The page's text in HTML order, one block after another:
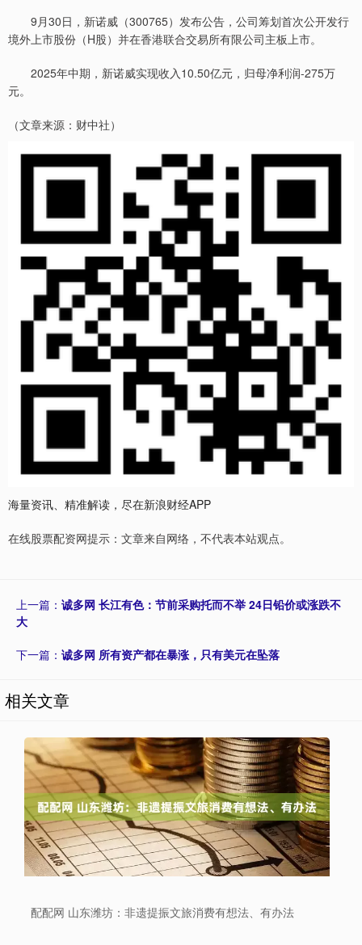
9月30日，新诺威（300765）发布公告，公司筹划首次公开发行
境外上市股份（H股）并在香港联合交易所有限公司主板上市。
2025年中期，新诺威实现收入10.50亿元，归母净利润-275万
元。
（文章来源：财中社）
海量资讯、精准解读，尽在新浪财经APP
在线股票配资网提示：文章来自网络，不代表本站观点。
上一篇： 诚多网 长江有色：节前采购托而不举 24日铅价或涨跌不
大
下一篇： 诚多网 所有资产都在暴涨，只有美元在坠落
相关文章
配配网 山东潍坊：非遗提振文旅消费有想法、有办法